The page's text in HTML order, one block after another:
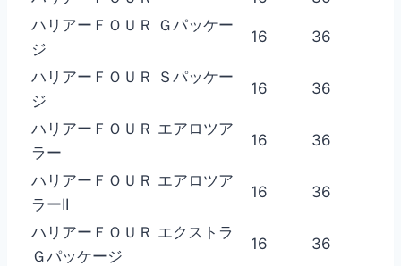
ハリアーＦＯＵＲ Ｇパッケー
ジ
16 36
ハリアーＦＯＵＲ Ｓパッケー
ジ
16 36
ハリアーＦＯＵＲ エアロツア
ラー
16 36
ハリアーＦＯＵＲ エアロツア
ラーII
16 36
ハリアーＦＯＵＲ エクストラ
Ｇパッケージ
16 36